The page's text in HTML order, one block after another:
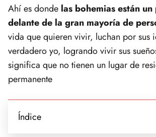
Ahí es donde las bohemias están
delante de la gran mayoría de
vida que quieren vivir, luchan por sus
verdadero yo, logrando vivir sus
significa que no tienen un lugar de
permanente
Índice